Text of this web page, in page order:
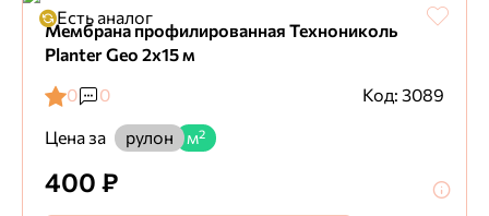
Есть аналог
Мембрана профилированная Технониколь
Planter Geo 2х15 м
0
0
Код: 3089
Цена за
рулон м²
400 ₽